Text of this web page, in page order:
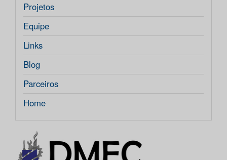
Projetos
Equipe
Links
Blog
Parceiros
Home